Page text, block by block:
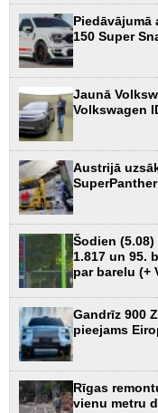
Piedāvājumā
150 Super
Jaunā
Volkswagen
Austrijā
Šodien
1.817 un 95.
par barelu (+
Gandrīz 900
pieejams
Rīgas
vienu metru